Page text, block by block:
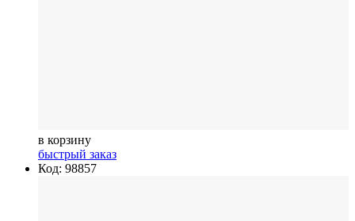
в корзину
быстрый заказ
Код: 98857